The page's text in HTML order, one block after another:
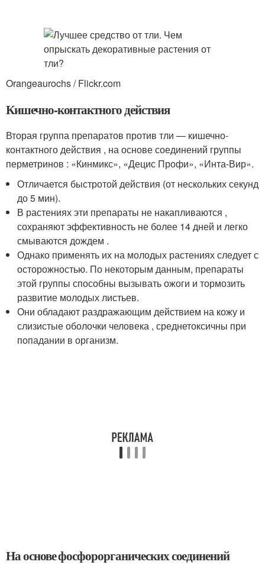
Orangeaurochs / Flickr.com
Кишечно-контактного действия
Вторая группа препаратов против тли — кишечно-
контактного действия , на основе соединений группы
перметринов : «Кинмикс», «Децис Профи», «Инта-Вир».
Отличается быстротой действия (от нескольких секунд
до 5 мин).
В растениях эти препараты не накапливаются ,
сохраняют эффективность не более 14 дней и легко
смываются дождем .
Однако применять их на молодых растениях следует с
осторожностью. По некоторым данным, препараты
этой группы способны вызывать ожоги и тормозить
развитие молодых листьев.
Они обладают раздражающим действием на кожу и
слизистые оболочки человека , среднетоксичны при
попадании в организм.
На основе фосфорорганических соединений